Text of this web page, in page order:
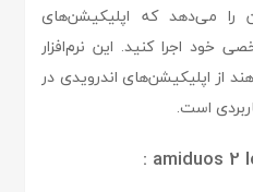
می‌دهد که اپلیکیشن‌های
خود اجرا کنید. این نرم‌افزار
از اپلیکیشن‌های اندرویدی در
است.